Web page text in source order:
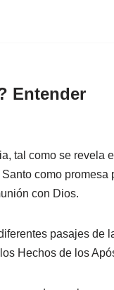
Entender
tal como se revela
como promesa
con Dios.
pasajes de
Hechos de los